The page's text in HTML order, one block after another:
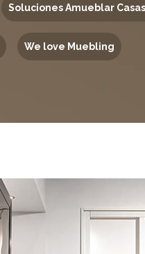
Soluciones Amueblar
We love Muebling